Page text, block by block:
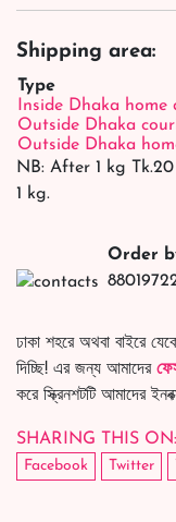
Shipping area:
Type
Inside Dhaka home
Outside Dhaka
Outside Dhaka
NB: After 1 kg
1 kg.
Order
ঢাকা শহরে অথবা বাইরে
দিচ্ছি! এর জন্য আমাদের
করে স্ক্রিনশটটি আমাদের
SHARING THIS ON:
Facebook Twitter